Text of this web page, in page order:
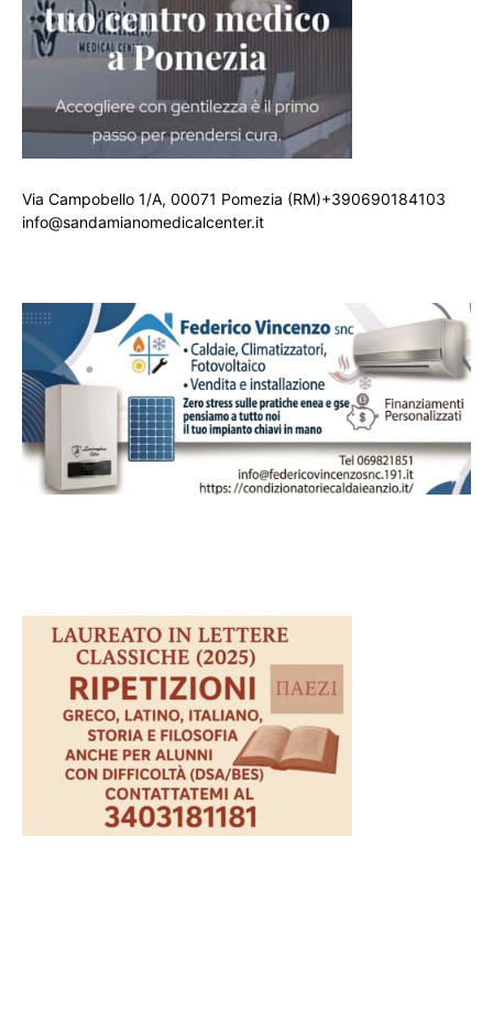
Via Campobello 1/A, 00071 Pomezia (RM)+390690184103
info@sandamianomedicalcenter.it